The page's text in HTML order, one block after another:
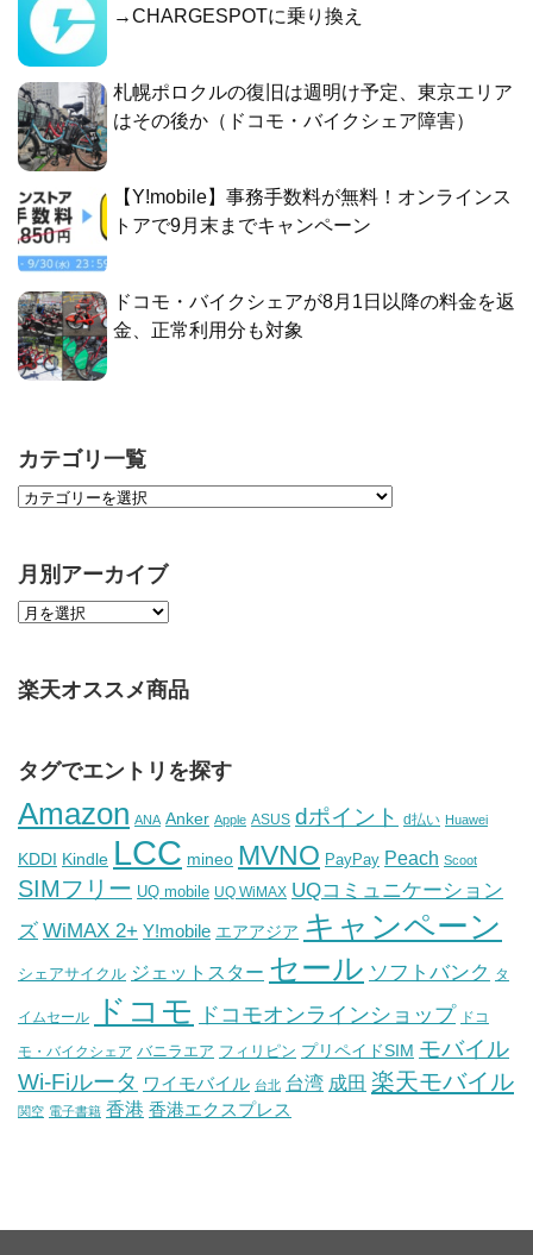
→CHARGESPOTに乗り換え
札幌ポロクルの復旧は週明け予定、東京エリア
はその後か（ドコモ・バイクシェア障害）
【Y!mobile】事務手数料が無料！オンラインス
トアで9月末までキャンペーン
ドコモ・バイクシェアが8月1日以降の料金を返
金、正常利用分も対象
カテゴリ一覧
月別アーカイブ
楽天オススメ商品
タグでエントリを探す
Amazon ANA Anker Apple ASUS dポイント d払い Huawei
KDDI Kindle LCC mineo MVNO PayPay Peach Scoot
SIMフリー UQ mobile UQ WiMAX UQコミュニケーション
ズ WiMAX 2+ Y!mobile エアアジア キャンペーン
シェアサイクル ジェットスター セール ソフトバンク タ
イムセール ドコモ ドコモオンラインショップ ドコ
モ・バイクシェア バニラエア フィリピン プリペイドSIM モバイル
Wi-Fiルータ ワイモバイル 台北 台湾 成田 楽天モバイル
関空 電子書籍 香港 香港エクスプレス